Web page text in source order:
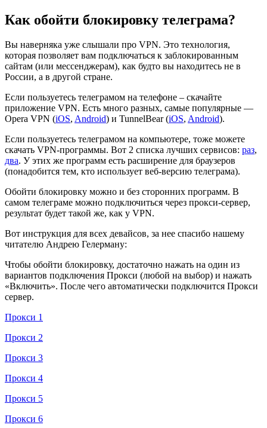
Как обойти блокировку телеграма?
Вы наверняка уже слышали про VPN. Это технология,
которая позволяет вам подключаться к заблокированным
сайтам (или мессенджерам), как будто вы находитесь не в
России, а в другой стране.
Если пользуетесь телеграмом на телефоне – скачайте
приложение VPN. Есть много разных, самые популярные —
Opera VPN (iOS, Android) и TunnelBear (iOS, Android).
Если пользуетесь телеграмом на компьютере, тоже можете
скачать VPN-программы. Вот 2 списка лучших сервисов: раз,
два. У этих же программ есть расширение для браузеров
(понадобится тем, кто использует веб-версию телеграма).
Обойти блокировку можно и без сторонних программ. В
самом телеграме можно подключиться через прокси-сервер,
результат будет такой же, как у VPN.
Вот инструкция для всех девайсов, за нее спасибо нашему
читателю Андрею Гелерману:
Чтобы обойти блокировку, достаточно нажать на один из
вариантов подключения Прокси (любой на выбор) и нажать
«Включить». После чего автоматически подключится Прокси
сервер.
Прокси 1
Прокси 2
Прокси 3
Прокси 4
Прокси 5
Прокси 6